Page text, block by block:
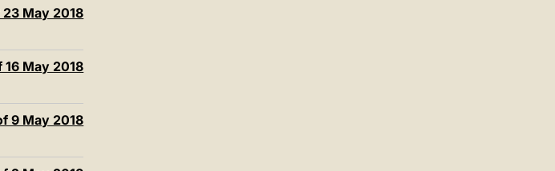
May 2018
16 May 2018
9 May 2018